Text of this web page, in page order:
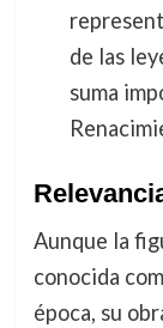
de las
suma
Aunque la
conocida
época, su